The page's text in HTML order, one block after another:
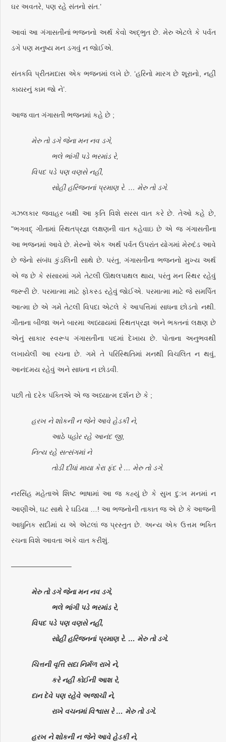
ઘર અવતરે, પણ રહે સંતનો સંત.’
આવાં આ ગંગાસતીનાં ભજનનો અર્થ કેવો અદ્ભુત છે. મેરુ એટલે કે પર્વત
ડગે પણ મનુષ્ય મન ડગવું ન જોઈએ.
સંતકવિ પ્રીતમદાસ એક ભજનમાં લખે છે. ‘હરિનો મારગ છે શૂરાનો, નહીં
કાયરનું કામ જો ને’.
આજ વાત ગંગાસતી ભજનમાં કહે છે ;
મેરુ તો ડગે જેના મન નવ ડગે,
ભલે ભાંગી પડે ભરમાંડ રે,
વિપદ પડે પણ વણસે નહીં,
સોહી હરિજનનાં પ્રમાણ રે. … મેરુ તો ડગે.
ગઝલકાર જવાહર બક્ષી આ કૃતિ વિશે સરસ વાત કરે છે. તેઓ કહે છે,
"ભગવદ્ ગીતામાં સ્થિતપ્રજ્ઞ લક્ષણની વાત કહેવાઇ છે એ જ ગંગાસતીના
આ ભજનમાં આવે છે. મેરુનો એક અર્થ પર્વત ઉપરાંત યોગમાં મેરુદંડ આવે
છે જેનો સંબંધ કુંડલિની સાથે છે. પરંતુ, ગંગાસતીના ભજનનો મુખ્ય અર્થ
એ જ છે કે સંસારમાં ગમે તેટલી ઊથલપાથલ થાય, પરંતુ મન સ્થિર રહેવું
જરૂરી છે. પરમાત્મા માટે ફોકસ્ડ રહેવું જોઈએ. પરમાત્મા માટે જે સમર્પિત
આત્મા છે એ ગમે તેટલી વિપદા એટલે કે આપત્તિમાં સાધના છોડતો નથી.
ગીતાના બીજા અને બારમા અધ્યાયમાં સ્થિતપ્રજ્ઞ અને ભક્તનાં લક્ષણ છે
એનું સાકાર સ્વરૂપ ગંગાસતીના પદમાં દેખાય છે. પોતાના અનુભવથી
લખાયેલી આ રચના છે. ગમે તે પરિસ્થિતિમાં મનથી વિચલિત ન થવું,
આનંદમય રહેવું અને સાધના ન છોડવી.
પછી તો દરેક પંક્તિએ એ જ અધ્યાત્મ દર્શન છે કે ;
હરખ ને શોકની ન જેને આવે હેડકી ને,
આઠે પહોર રહે આનંદ જી,
નિત્ય રહે સત્સંગમાં ને
તોડી દીધાં માયા કેરા ફંદ રે … મેરુ તો ડગે.
નરસિંહ મહેતાએ શિષ્ટ ભાષામાં આ જ કહ્યું છે કે સુખ દુ:ખ મનમાં ન
આણીએ, ઘટ સાથે રે ઘડિયા …! આ ભજનોની તાકાત જ એ છે કે આજની
આધુનિક સદીમાં ય એ એટલાં જ પ્રસ્તુત છે. અન્ય એક ઉત્તમ ભક્તિ
રચના વિશે આવતા અંકે વાત કરીશું.
————————–
મેરુ તો ડગે જેના મન નવ ડગે,
ભલે ભાંગી પડે ભરમાંડ રે,
વિપદ પડે પણ વણસે નહીં,
સોહી હરિજનનાં પ્રમાણ રે. … મેરુ તો ડગે.
ચિત્તની વૃત્તિ સદા નિર્મળ રાખે ને,
કરે નહીં કોઈની આશ રે,
દાન દેવે પણ રહેવે અજાચી ને,
રાખે વચનમાં વિશ્વાસ રે … મેરુ તો ડગે.
હરખ ને શોકની ન જેને આવે હેડકી ને,